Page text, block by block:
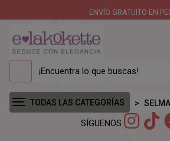
ENVÍO GRATUITO EN
TODAS LAS CATEGORÍAS
SÍGUENOS